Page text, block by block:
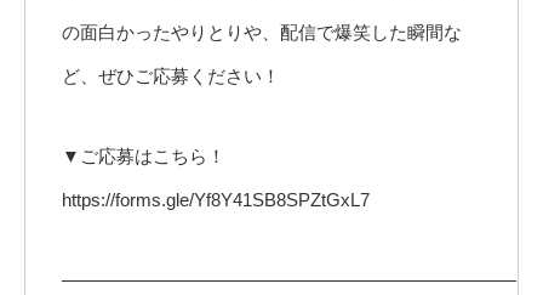
の面白かったやりとりや、配信で爆笑した瞬間な
ど、ぜひご応募ください！
▼ご応募はこちら！
https://forms.gle/Yf8Y41SB8SPZtGxL7
—————————————————————————